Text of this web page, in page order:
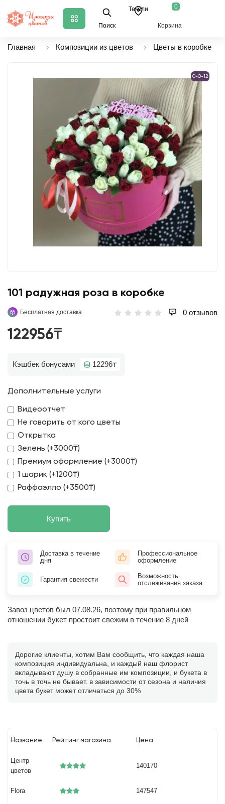
Поиск
Текели 0
Корзина
Главная Композиции из цветов Цветы в коробке
0-0-12
101 радужная роза в коробке
Бесплатная доставка 0 отзывов
122956₸
Кэшбек бонусами 12296₸
Дополнительные услуги
Видеоотчет
Не говорить от кого цветы
Открытка
Зелень (+3000₸)
Премиум оформление (+3000₸)
1 шарик (+1200₸)
Раффаэлло (+3500₸)
Купить
Доставка в течение
дня
Профессиональное
оформление
Гарантия свежести
Возможность
отслеживания заказа
Завоз цветов был 07.08.26, поэтому при правильном
отношении букет простоит свежим в течение 8 дней
Дорогие клиенты, хотим Вам сообщить, что каждая наша
композиция индивидуальна, и каждый наш флорист
вкладывают душу в собранные им композиции, и букета в
точь в точь не бывает. в зависимости от сезона и наличия
цвета букет может отличаться до 30%
Название Рейтинг магазина Цена
Центр
цветов
140170
Flora 147547